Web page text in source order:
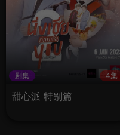
剧集 4集
甜心派 特别篇